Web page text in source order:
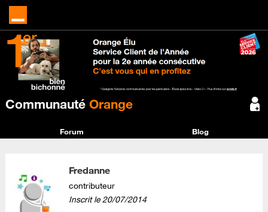
Communauté Orange
Forum Blog
Fredanne
contributeur
Inscrit le‎20/07/2014